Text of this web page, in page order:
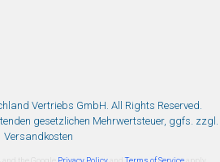
Vertriebs GmbH. All Rights Reserved.
gesetzlichen Mehrwertsteuer, ggfs. zzgl.
Versandkosten